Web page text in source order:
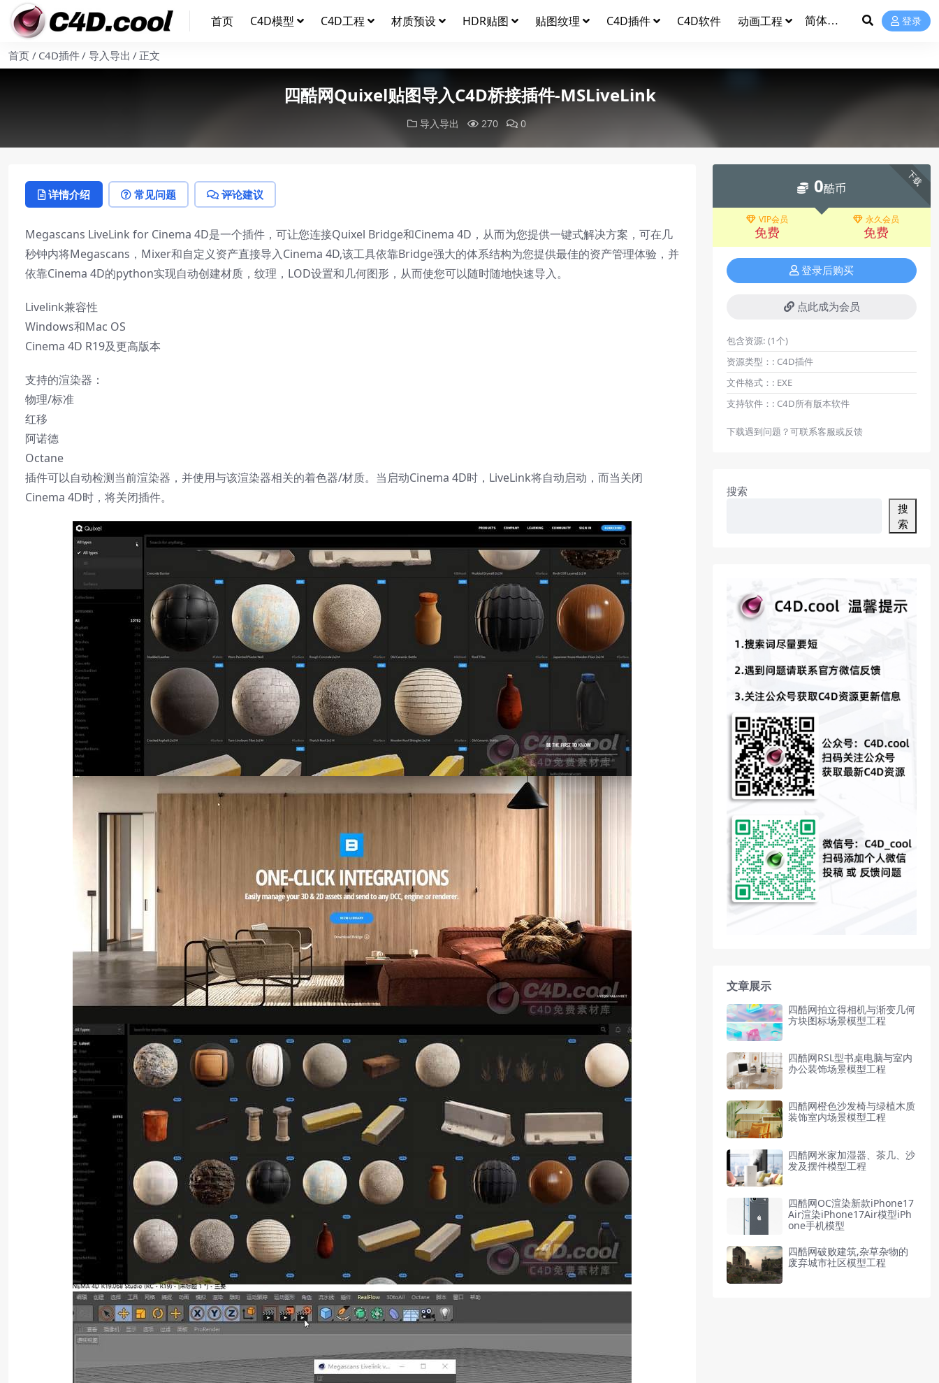
首页 C4D模型 C4D工程 材质预设 HDR贴图 贴图纹理 C4D插件 C4D软件 动画工程 登录
首页 C4D插件 导入导出 正文
四酷网Quixel贴图导入C4D桥接插件-MSLiveLink
导入导出 270 0
详情介绍 常见问题 评论建议
Megascans LiveLink for Cinema 4D是一个插件，可让您连接Quixel Bridge和Cinema 4D，从而为您提供一键式解决方案，可在几
秒钟内将Megascans，Mixer和自定义资产直接导入Cinema 4D,该工具依靠Bridge强大的体系结构为您提供最佳的资产管理体验，并
依靠Cinema 4D的python实现自动创建材质，纹理，LOD设置和几何图形，从而使您可以随时随地快速导入。
Livelink兼容性
Windows和Mac OS
Cinema 4D R19及更高版本
支持的渲染器：
物理/标准
红移
阿诺德
Octane
插件可以自动检测当前渲染器，并使用与该渲染器相关的着色器/材质。当启动Cinema 4D时，LiveLink将自动启动，而当关闭
Cinema 4D时，将关闭插件。
下载
0酷币
VIP会员
免费
永久会员
免费
登录后购买
点此成为会员
包含资源: (1个)
资源类型：: C4D插件
文件格式：: EXE
支持软件：: C4D所有版本软件
下载遇到问题？可联系客服或反馈
搜索
搜
索
文章展示
四酷网拍立得相机与渐变几何
方块图标场景模型工程
四酷网RSL型书桌电脑与室内
办公装饰场景模型工程
四酷网橙色沙发椅与绿植木质
装饰室内场景模型工程
四酷网米家加湿器、茶几、沙
发及摆件模型工程
四酷网OC渲染新款iPhone17
Air渲染iPhone17Air模型iPh
one手机模型
四酷网破败建筑,杂草杂物的
废弃城市社区模型工程